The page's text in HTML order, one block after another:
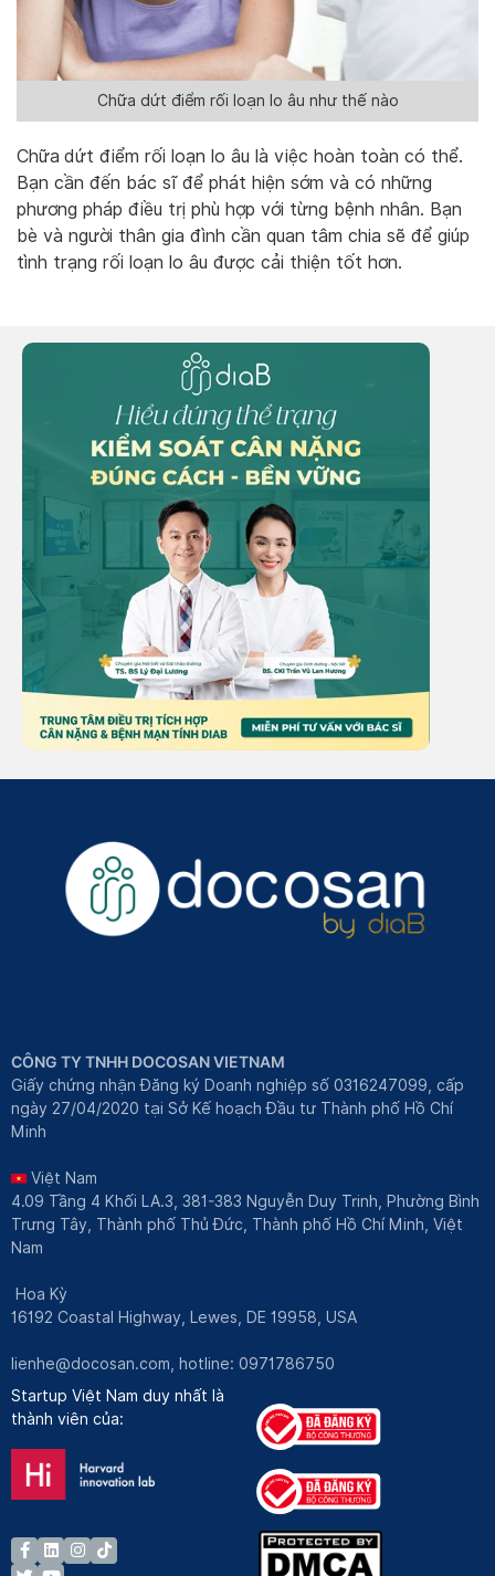
Chữa dứt điểm rối loạn lo âu như thế nào
Chữa dứt điểm rối loạn lo âu là việc hoàn toàn có thể.
Bạn cần đến bác sĩ để phát hiện sớm và có những
phương pháp điều trị phù hợp với từng bệnh nhân. Bạn
bè và người thân gia đình cần quan tâm chia sẽ để giúp
tình trạng rối loạn lo âu được cải thiện tốt hơn.
CÔNG TY TNHH DOCOSAN VIETNAM
Giấy chứng nhận Đăng ký Doanh nghiệp số 0316247099, cấp
ngày 27/04/2020 tại Sở Kế hoạch Đầu tư Thành phố Hồ Chí
Minh
Việt Nam
4.09 Tầng 4 Khối LA.3, 381-383 Nguyễn Duy Trinh, Phường Bình
Trưng Tây, Thành phố Thủ Đức, Thành phố Hồ Chí Minh, Việt
Nam
Hoa Kỳ
16192 Coastal Highway, Lewes, DE 19958, USA
lienhe@docosan.com, hotline: 0971786750
Startup Việt Nam duy nhất là
thành viên của: